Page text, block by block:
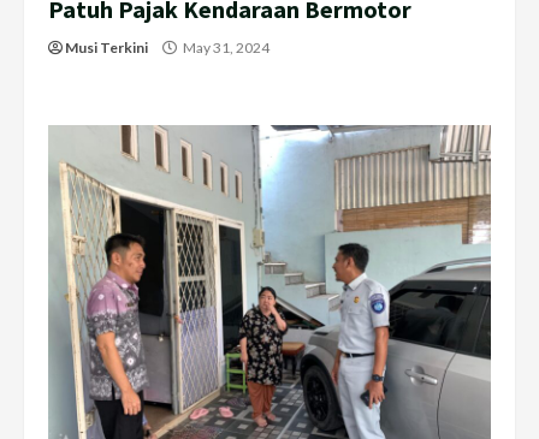
Patuh Pajak Kendaraan Bermotor
Musi Terkini May 31, 2024